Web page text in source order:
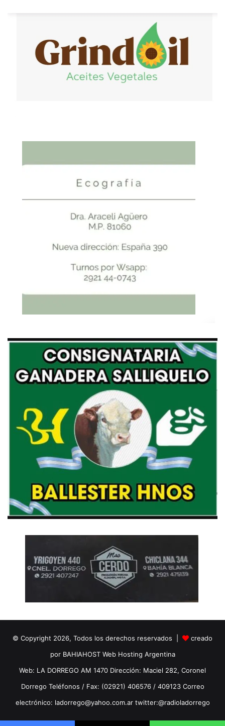
© Copyright 2026, Todos los derechos reservados |
creado
por BAHIAHOST Web Hosting Argentina
Web: LA DORREGO AM 1470 Dirección: Maciel 282, Coronel
Dorrego Teléfonos / Fax: (02921) 406576 / 409123 Correo
electrónico: ladorrego@yahoo.com.ar twitter:@radioladorrego